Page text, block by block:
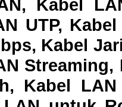
Kabel
UTP,
Kabel
Kabel